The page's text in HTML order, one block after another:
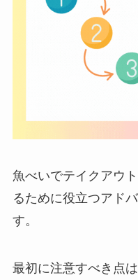
魚べいでテイクアウ
るために役立つアド
す。
最初に注意すべき点